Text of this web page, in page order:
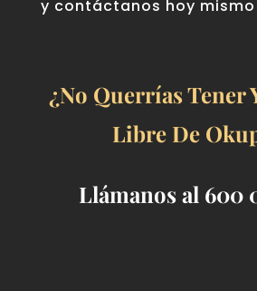
y contáctanos hoy
¿No Querrías Tener
Libre De
Llámanos al 600